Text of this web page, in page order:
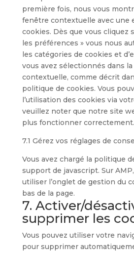
première fois, nous vous
fenêtre contextuelle avec une
cookies. Dès que vous cliquez
les préférences » vous nous
les catégories de cookies et
vous avez sélectionnés dans
contextuelle, comme décrit
politique de cookies. Vous
l’utilisation des cookies via
veuillez noter que notre site
plus fonctionner correctement.
7.1 Gérez vos réglages de
Vous avez chargé la politique
support de javascript. Sur
utiliser l’onglet de gestion du
bas de la page.
7. Activer/
supprimer les
Vous pouvez utiliser votre
pour supprimer